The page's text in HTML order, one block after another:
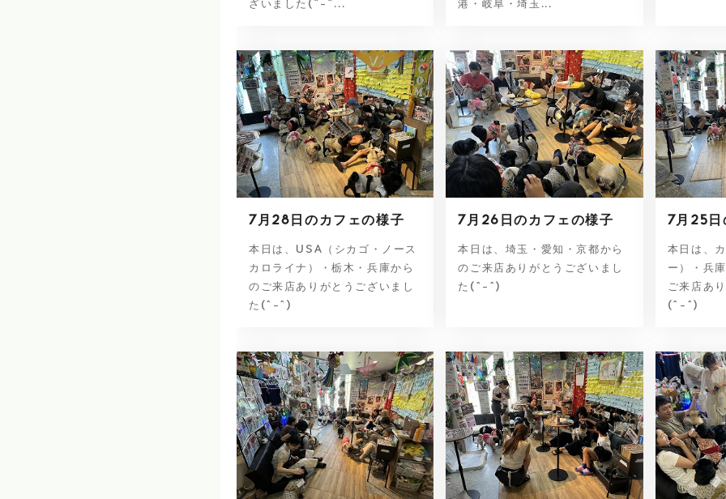
ざいました(^-^... 港・岐阜・埼玉...
7月28日のカフェの様子
本日は、USA（シカゴ・ノース
カロライナ）・栃木・兵庫から
のご来店ありがとうございまし
た(^-^)
7月26日のカフェの様子
本日は、埼玉・愛知・京都から
のご来店ありがとうございまし
た(^-^)
7月25日
本日は、
ー）・兵
ご来店あ
(^-^)